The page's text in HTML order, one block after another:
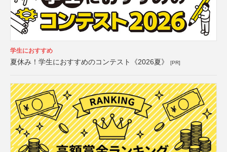
学生におすすめ
夏休み！学生におすすめのコンテスト《2026夏》 [PR]